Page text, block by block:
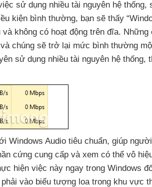
sử dụng nhiều tài nguyên hệ thống,
kiện bình thường, bạn sẽ thấy
và không có hoạt động trên đĩa. Những
và chúng sẽ trở lại mức bình thường
sử dụng nhiều tài nguyên hệ thống,
Windows Audio tiêu chuẩn, giúp
cứng cung cấp và xem có thể vô
hiện việc này ngay trong Windows
vào biểu tượng loa trong khu vực